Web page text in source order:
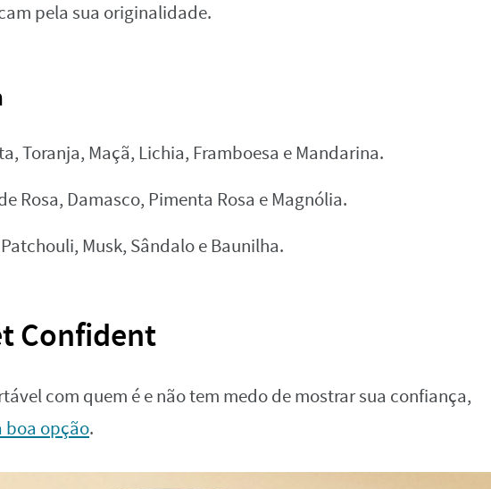
pela sua originalidade.
Toranja, Maçã, Lichia, Framboesa e Mandarina.
Rosa, Damasco, Pimenta Rosa e Magnólia.
Musk, Sândalo e Baunilha.
Confident
com quem é e não tem medo de mostrar sua confiança,
boa opção.